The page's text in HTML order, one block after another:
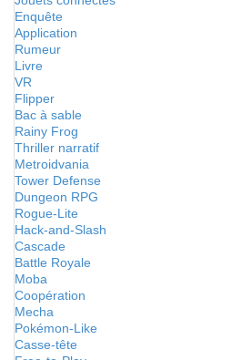
Enquête
Application
Rumeur
Livre
VR
Flipper
Bac à sable
Rainy Frog
Thriller narratif
Metroidvania
Tower Defense
Dungeon RPG
Rogue-Lite
Hack-and-Slash
Cascade
Battle Royale
Moba
Coopération
Mecha
Pokémon-Like
Casse-tête